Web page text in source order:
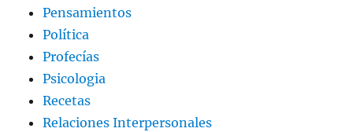
Pensamientos
Política
Profecías
Psicologia
Recetas
Relaciones Interpersonales